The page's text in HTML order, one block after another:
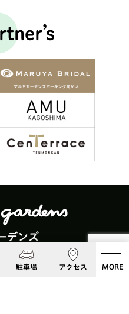
駐車場 アクセス MORE
デンズ
児島市呉服町６−５